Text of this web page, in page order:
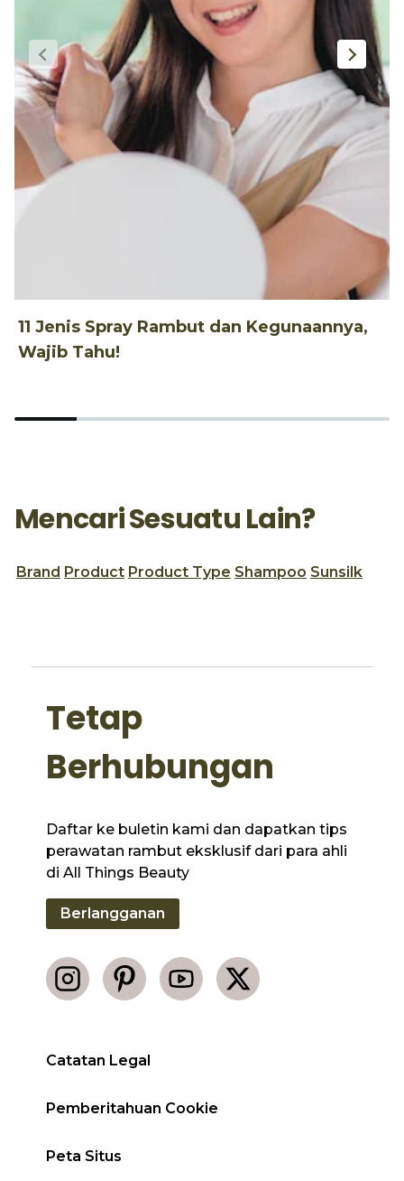
11 Jenis Spray Rambut dan Kegunaannya,
Wajib Tahu!
Mencari Sesuatu Lain?
Brand Product Product Type Shampoo Sunsilk
Catatan Legal
Pemberitahuan Cookie
Peta Situs
Tetap
Berhubungan
Daftar ke buletin kami dan dapatkan tips
perawatan rambut eksklusif dari para ahli
di All Things Beauty
Berlangganan